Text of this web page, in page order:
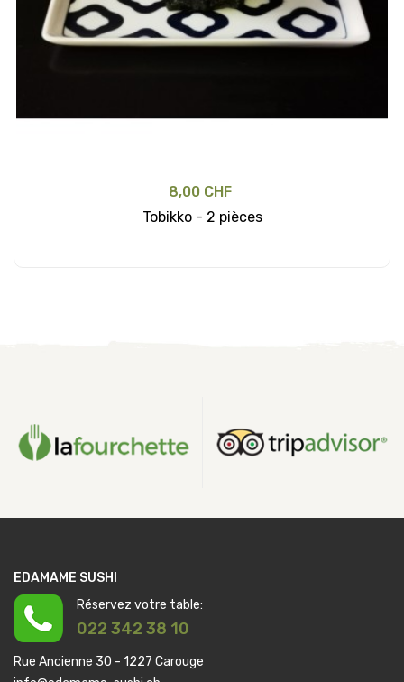
8,00 CHF
Tobikko - 2 pièces
EDAMAME SUSHI
Réservez votre table:
022 342 38 10
Rue Ancienne 30 - 1227 Carouge